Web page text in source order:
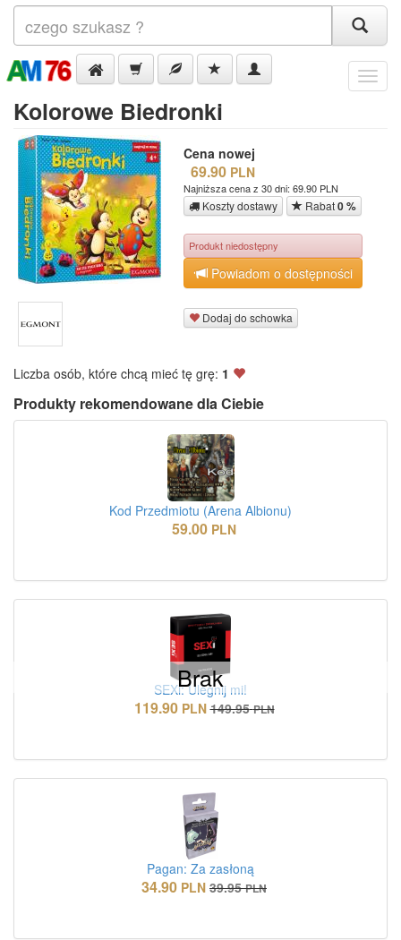
Menu
Kolorowe Biedronki
Cena nowej
69.90 PLN
Najniższa cena z 30 dni: 69.90 PLN
Koszty dostawy Rabat0 %
Produkt niedostępny
Powiadom o dostępności
Dodaj do schowka
Liczba osób, które chcą mieć tę grę: 1
Produkty rekomendowane dla Ciebie
Kod Przedmiotu (Arena Albionu)
59.00 PLN
Brak
SEXi: Ulegnij mi!
119.90 PLN 149.95 PLN
Pagan: Za zasłoną
34.90 PLN 39.95 PLN